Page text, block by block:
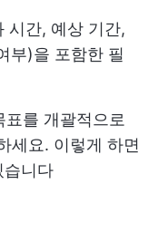
시간, 예상 기간,
부)을 포함한 필
를 개괄적으로
세요. 이렇게 하면
습니다